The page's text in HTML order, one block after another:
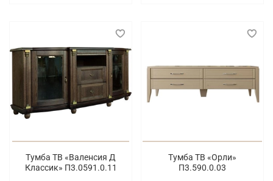
Тумба ТВ «Валенсия Д
Классик» П3.0591.0.11
Тумба ТВ «Орли»
П3.590.0.03